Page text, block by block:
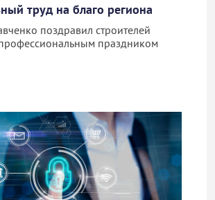
труд на благо региона
поздравил строителей
праздником